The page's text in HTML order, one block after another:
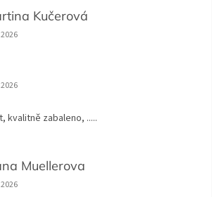
Kučerová
obchodu je 5 z 5 hvězdiček.
obchodu je 5 z 5 hvězdiček.
kvalitně zabaleno, .....
Muellerova
obchodu je 5 z 5 hvězdiček.